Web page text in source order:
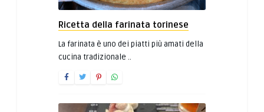
Ricetta della farinata torinese
La farinata è uno dei piatti più amati della
cucina tradizionale ..